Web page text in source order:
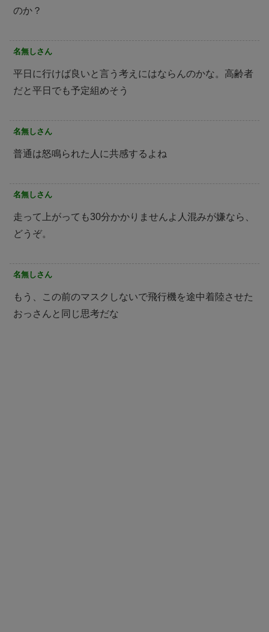
のか？
名無しさん
平日に行けば良いと言う考えにはならんのかな。高齢者
だと平日でも予定組めそう
名無しさん
普通は怒鳴られた人に共感するよね
名無しさん
走って上がっても30分かかりませんよ人混みが嫌なら、
どうぞ。
名無しさん
もう、この前のマスクしないで飛行機を途中着陸させた
おっさんと同じ思考だな